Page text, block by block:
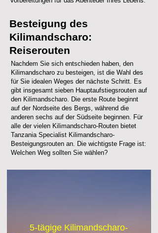
Besteigung des
Kilimandscharo:
Reiserouten
Nachdem Sie sich entschieden haben, den
Kilimandscharo zu besteigen, ist die Wahl des
für Sie idealen Weges der nächste Schritt. Es
gibt insgesamt sieben Hauptaufstiegsrouten auf
den Kilimandscharo. Die erste Route beginnt
auf der Nordseite des Bergs, während die
anderen sechs auf der Südseite beginnen. Für
alle der vielen Kilimandscharo-Routen bietet
Tanzania Specialist Kilimandscharo-
Besteigungsrouten an. Die wichtigste Frage ist:
Welchen Weg sollten Sie wählen?
5-tägige Kilimandscharo-